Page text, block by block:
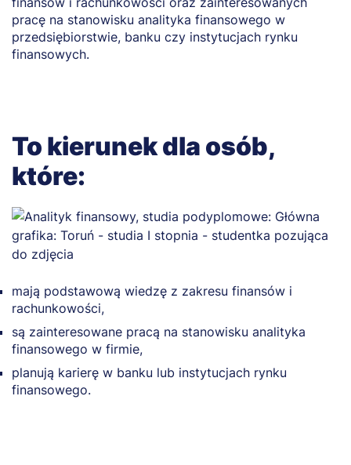
pracę na stanowisku analityka finansowego w
przedsiębiorstwie, banku czy instytucjach rynku
finansowych.
To kierunek dla osób,
które:
mają podstawową wiedzę z zakresu finansów i
rachunkowości,
są zainteresowane pracą na stanowisku analityka
finansowego w firmie,
planują karierę w banku lub instytucjach rynku
finansowego.